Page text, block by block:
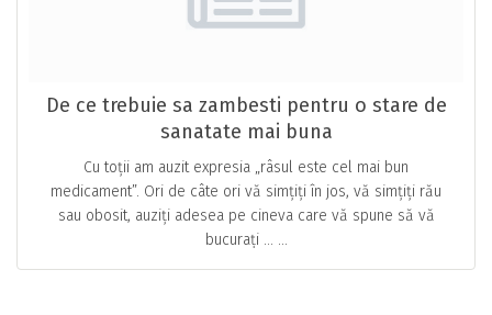
De ce trebuie sa zambesti pentru o stare de
sanatate mai buna
Cu toții am auzit expresia „râsul este cel mai bun
medicament”. Ori de câte ori vă simțiți în jos, vă simțiți rău
sau obosit, auziți adesea pe cineva care vă spune să vă
bucurați … ...